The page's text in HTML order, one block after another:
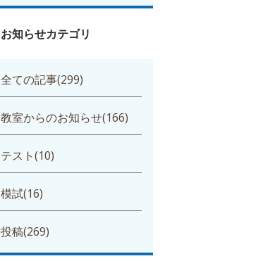
お知らせカテゴリ
全ての記事(299)
教室からのお知らせ(166)
テスト(10)
模試(16)
投稿(269)